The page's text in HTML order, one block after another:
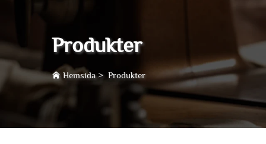
Produkter
Hemsida> Produkter